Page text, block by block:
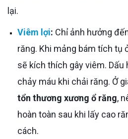
lại.
Viêm lợi: Chỉ ảnh hưởng
răng. Khi mảng bám tích tụ
sẽ kích thích gây viêm. Dấu
chảy máu khi chải răng. Ở
tổn thương xương ổ răng,
hoàn toàn sau khi lấy cao
cách.